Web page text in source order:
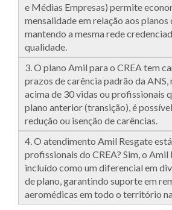
e Médias Empresas) permite
mensalidade em relação aos planos
mantendo a mesma rede
qualidade.
3. O plano Amil para o CREA tem
prazos de carência padrão da ANS,
acima de 30 vidas ou profissionais
plano anterior (transição), é
redução ou isenção de carências.
4. O atendimento Amil Resgate
profissionais do CREA? Sim, o Amil
incluído como um diferencial em
de plano, garantindo suporte em
aeromédicas em todo o território